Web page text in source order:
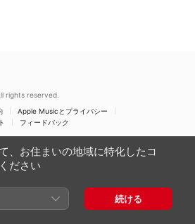
rights reserved.
Apple Musicとプライバシー
フィードバック
、お住まいの地域に特化したコ
ださい
続ける